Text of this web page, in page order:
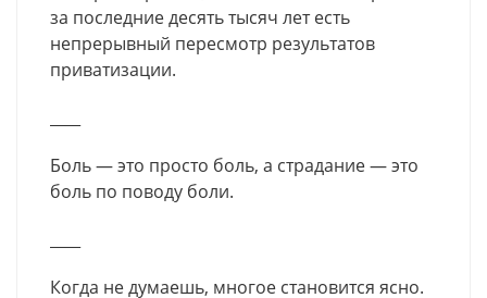
за последние десять тысяч лет есть
непрерывный пересмотр результатов
приватизации.
Боль — это просто боль, а страдание — это
боль по поводу боли.
Когда не думаешь, многое становится ясно.